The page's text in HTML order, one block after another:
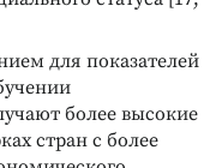
для показателей
более высокие
стран с более